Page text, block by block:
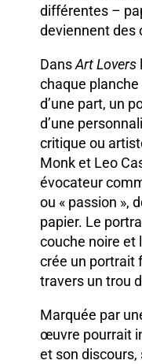
différentes –
deviennent des
DansArt Lovers
chaque
d’une part, un
d’une
critique ou
Monk et Leo
évocateur
ou « passion »,
papier. Le
couche noire et
crée un portrait
travers un trou
Marquée par
œuvre pourrait
et son